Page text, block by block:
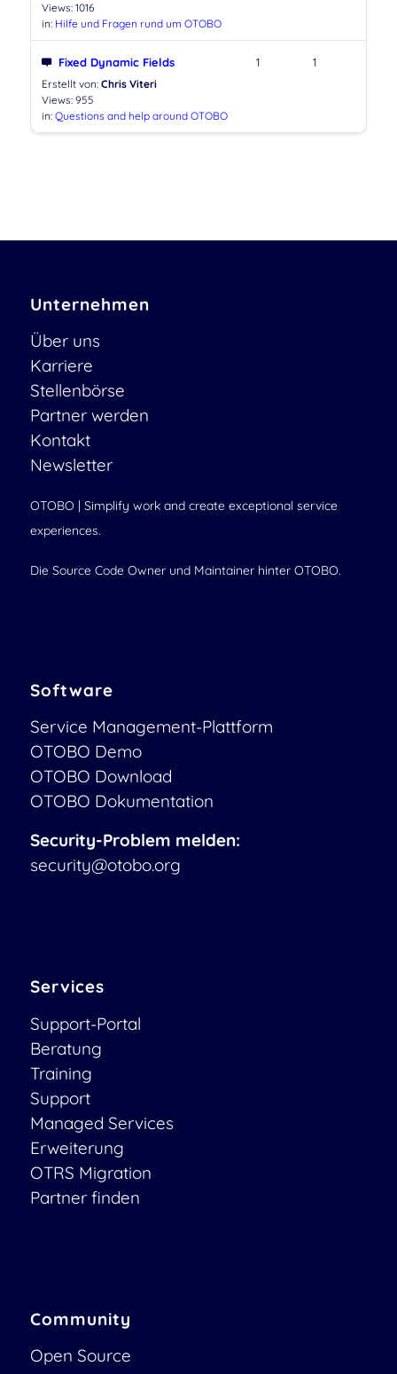
Views: 1016
in: Hilfe und Fragen rund um OTOBO
Fixed Dynamic Fields
Erstellt von: Chris Viteri
Views: 955
in: Questions and help around OTOBO
1 1
Unternehmen
Über uns
Karriere
Stellenbörse
Partner werden
Kontakt
Newsletter
OTOBO | Simplify work and create exceptional service
experiences.
Die Source Code Owner und Maintainer hinter OTOBO.
Software
Service Management-Plattform
OTOBO Demo
OTOBO Download
OTOBO Dokumentation
Security-Problem melden:
security@otobo.org
Services
Support-Portal
Beratung
Training
Support
Managed Services
Erweiterung
OTRS Migration
Partner finden
Community
Open Source